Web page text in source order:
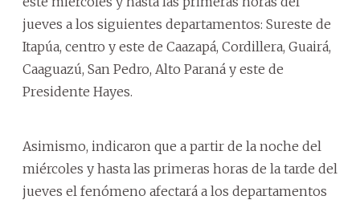
jueves a los siguientes departamentos: Sureste de
Itapúa, centro y este de Caazapá, Cordillera, Guairá,
Caaguazú, San Pedro, Alto Paraná y este de
Presidente Hayes.
Asimismo, indicaron que a partir de la noche del
miércoles y hasta las primeras horas de la tarde del
jueves el fenómeno afectará a los departamentos